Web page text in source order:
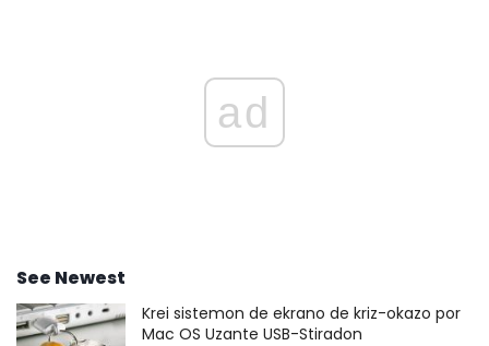
ad
See Newest
Krei sistemon de ekrano de kriz-okazo por
Mac OS Uzante USB-Stiradon